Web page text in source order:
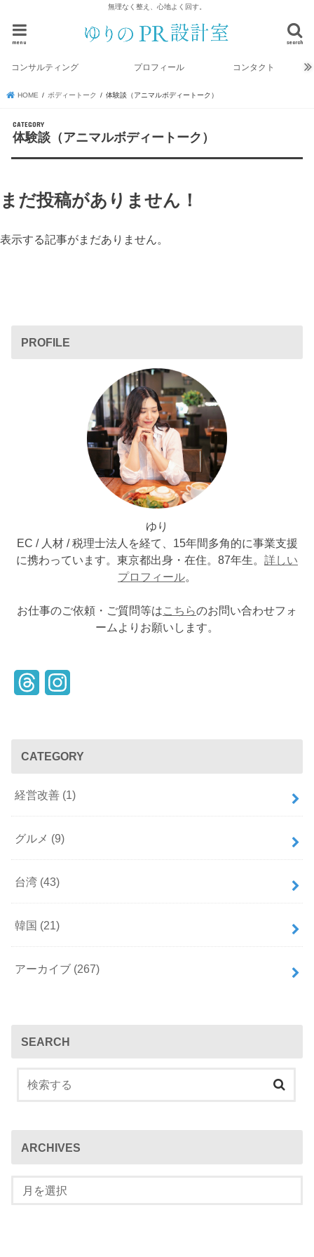
無理なく整え、心地よく回す。
search
menu
コンサルティング プロフィール コンタクト
HOME ボディートーク 体験談（アニマルボディートーク）
体験談（アニマルボディートーク）
まだ投稿がありません！
表示する記事がまだありません。
PROFILE
ゆり
EC / 人材 / 税理士法人を経て、15年間多角的に事業支援
に携わっています。東京都出身・在住。87年生。 詳しい
プロフィール。
お仕事のご依頼・ご質問等はこちらのお問い合わせフォ
ームよりお願いします。
e
s
t
a
CATEGORY
経営改善 (1)
グルメ (9)
台湾 (43)
韓国 (21)
アーカイブ (267)
SEARCH
ARCHIVES